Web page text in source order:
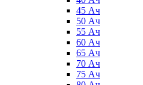
45 Ач
50 Ач
55 Ач
60 Ач
65 Ач
70 Ач
75 Ач